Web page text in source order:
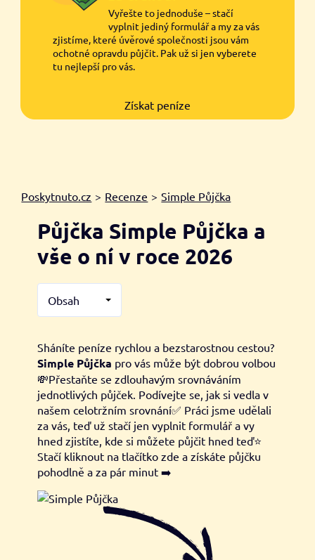
Vyřešte to jednoduše – stačí
vyplnit jediný formulář a my za vás
zjistíme, které úvěrové společnosti jsou vám
ochotné opravdu půjčit. Pak už si jen vyberete
tu nejlepší pro vás.
Získat peníze
Poskytnuto.cz > Recenze > Simple Půjčka
Půjčka Simple Půjčka a
vše o ní v roce 2026
Obsah
Sháníte peníze rychlou a bezstarostnou cestou?
Simple Půjčka pro vás může být dobrou volbou
💸Přestaňte se zdlouhavým srovnáváním
jednotlivých půjček. Podívejte se, jak si vedla v
našem celotržním srovnání✅ Práci jsme udělali
za vás, teď už stačí jen vyplnit formulář a vy
hned zjistíte, kde si můžete půjčit hned teď⭐
Stačí kliknout na tlačítko zde a získáte půjčku
pohodlně a za pár minut ➡️